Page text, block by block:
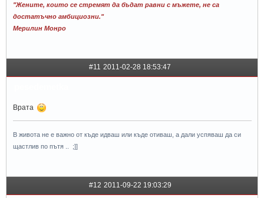
"Жените, които се стремят да бъдат равни с мъжете, не са
достатъчно амбициозни."
Мерилин Монро
#11 2011-02-28 18:53:47
Врата
В живота не е важно от къде идваш или къде отиваш, а дали успяваш да си
щастлив по пътя .. ;]]
#12 2011-09-22 19:03:29